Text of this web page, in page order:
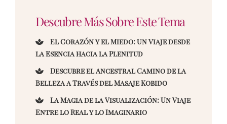
Descubre Más Sobre Este Tema
El Corazón y el Miedo: Un Viaje desde
la Esencia hacia la Plenitud
Descubre el Ancestral Camino de la
Belleza a Través del Masaje Kobido
La Magia de la Visualización: Un Viaje
Entre lo Real y lo Imaginario